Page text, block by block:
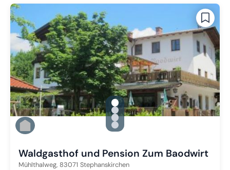
gallery.slide_selector
Zu Slide 1 wechseln
Zu Slide 2 wechseln
Zu Slide 3 wechseln
Zu Slide 4 wechseln
Waldgasthof und Pension Zum Baodwirt
Mühlthalweg, 83071 Stephanskirchen